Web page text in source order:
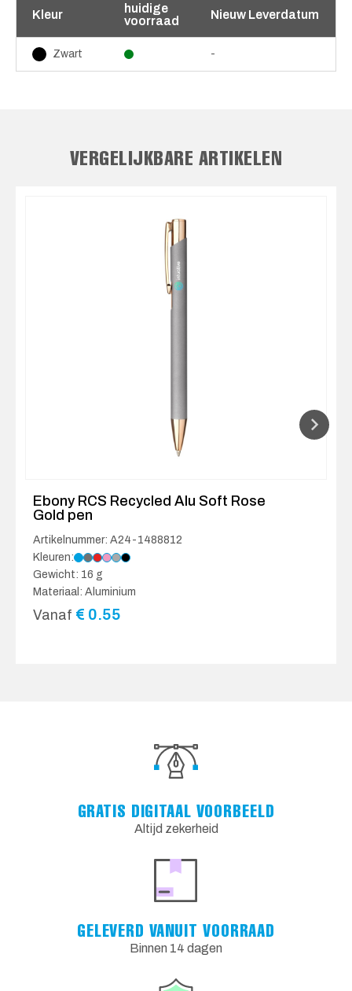
Kleur
huidige
voorraad
Nieuw Leverdatum
Zwart -
VERGELIJKBARE ARTIKELEN
Ebony RCS Recycled Alu Soft Rose
Gold pen
Artikelnummer: A24-1488812
Kleuren:
Gewicht: 16 g
Materiaal: Aluminium
Vanaf € 0.55
GRATIS DIGITAAL VOORBEELD
Altijd zekerheid
GELEVERD VANUIT VOORRAAD
Binnen 14 dagen